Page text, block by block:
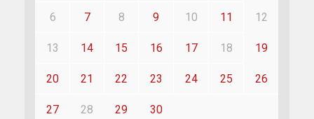
6 7 8 9 10 11 12
13 14 15 16 17 18 19
20 21 22 23 24 25 26
27 28 29 30